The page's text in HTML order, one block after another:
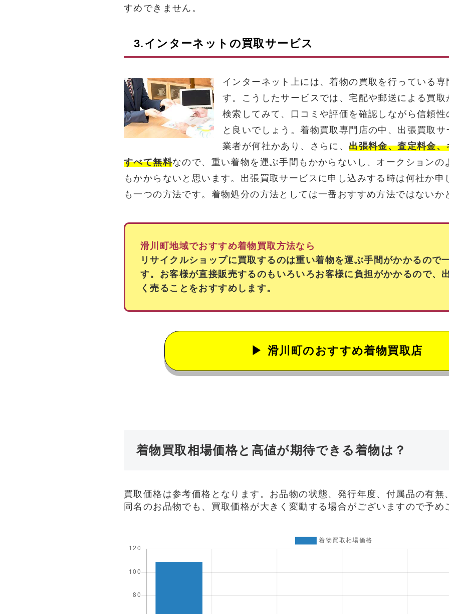
すめできません。
3.インターネットの買取サービス
インターネット上には、着物の買取を行っている
す。こうしたサービスでは、宅配や郵送による買
検索してみて、口コミや評価を確認しながら信頼
と良いでしょう。着物買取専門店の中、出張買取
業者が何社かあり、さらに、出張料金、査定料金
すべて無料なので、重い着物を運ぶ手間もかからないし、オークションの
もかからないと思います。出張買取サービスに申し込みする時は何社か申
も一つの方法です。着物処分の方法としては一番おすすめ方法ではないか
滑川町地域でおすすめ着物買取方法なら
リサイクルショップに買取するのは重い着物を運ぶ手間がかかるので
す。お客様が直接販売するのもいろいろお客様に負担がかかるので、
く売ることをおすすめします。
滑川町のおすすめ着物買取店
着物買取相場価格と高値が期待できる着物は？
買取価格は参考価格となります。お品物の状態、発行年度、付属品の有無
同名のお品物でも、買取価格が大きく変動する場合がございますので予め